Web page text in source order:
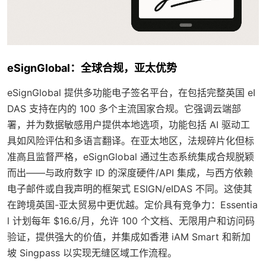
eSignGlobal：全球合规，亚太优势
eSignGlobal 提供多功能电子签名平台，在包括完整英国 eI
DAS 支持在内的 100 多个主流国家合规。它强调云端部
署，并为数据敏感用户提供本地选项，功能包括 AI 驱动工
具如风险评估和多语言翻译。在亚太地区，法规碎片化但标
准高且监督严格，eSignGlobal 通过生态系统集成合规脱颖
而出——与政府数字 ID 的深度硬件/API 集成，与西方依赖
电子邮件或自我声明的框架式 ESIGN/eIDAS 不同。这使其
在跨境英国-亚太贸易中更优越。定价具有竞争力：Essentia
l 计划每年 $16.6/月，允许 100 个文档、无限用户和访问码
验证，提供强大的价值，并集成如香港 iAM Smart 和新加
坡 Singpass 以实现无缝区域工作流程。